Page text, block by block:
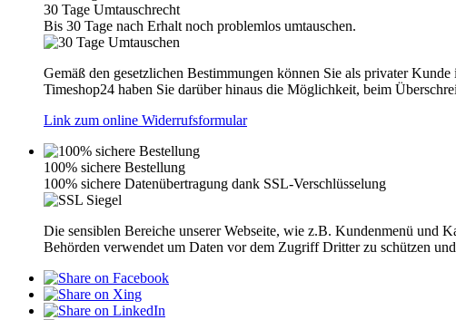
30 Tage Umtauschrecht
Bis 30 Tage nach Erhalt noch problemlos umtauschen.
Gemäß den gesetzlichen Bestimmungen können Sie als privater
Timeshop24 haben Sie darüber hinaus die Möglichkeit, beim
Link zum online Widerrufsformular
100% sichere Bestellung
100% sichere Datenübertragung dank SSL-Verschlüsselung
Die sensiblen Bereiche unserer Webseite, wie z.B. Kundenmenü und
Behörden verwendet um Daten vor dem Zugriff Dritter zu schützen